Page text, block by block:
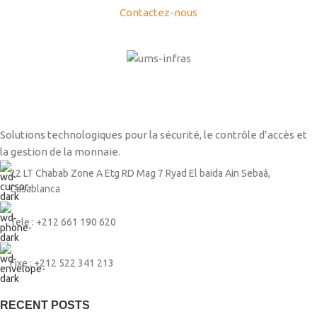
Contactez-nous
Solutions technologiques pour la sécurité, le contrôle d’accès et
la gestion de la monnaie.
22 LT Chabab Zone A Etg RD Mag 7 Ryad El baida Ain Sebaâ,
Casablanca
Tele : +212 661 190 620
Fixe : +212 522 341 213
RECENT POSTS